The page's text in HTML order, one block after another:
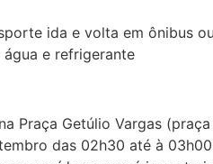
ida e volta em ônibus
e refrigerante
Praça Getúlio Vargas
das 02h30 até à